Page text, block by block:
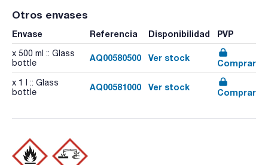
Otros envases
Envase Referencia Disponibilidad PVP
x 500 ml :: Glass
bottle
AQ00580500 Ver stock
Comprar
x 1 l :: Glass
bottle
AQ00581000 Ver stock
Comprar